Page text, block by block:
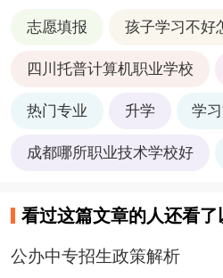
志愿填报 孩子学习不好
四川托普计算机职业学校
热门专业 升学 学
成都哪所职业技术学校好
看过这篇文章的人还看了
公办中专招生政策解析